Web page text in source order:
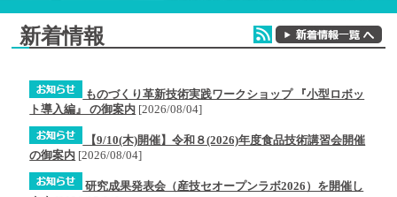
新着情報
ものづくり革新技術実践ワークショップ 『小型ロボッ
ト導入編』 の御案内 [2026/08/04]
【9/10(木)開催】令和８(2026)年度食品技術講習会開催
の御案内 [2026/08/04]
研究成果発表会（産技セオープンラボ2026）を開催し